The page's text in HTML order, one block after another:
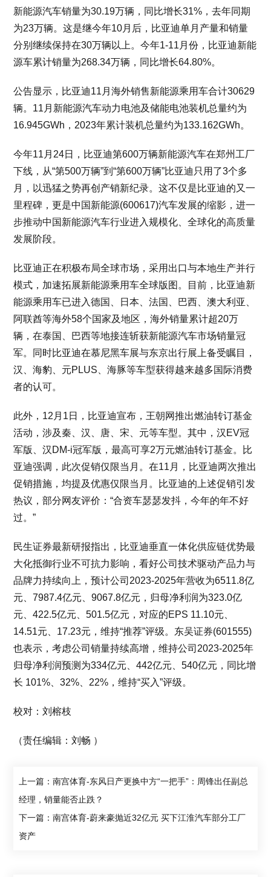
新能源汽车销量为30.19万辆，同比增长31%，去年同期
为23万辆。这是继今年10月后，比亚迪单月产量和销量
分别继续保持在30万辆以上。今年1-11月份，比亚迪新能
源车累计销量为268.34万辆，同比增长64.80%。
公告显示，比亚迪11月海外销售新能源乘用车合计30629
辆。11月新能源汽车动力电池及储能电池装机总量约为
16.945GWh，2023年累计装机总量约为133.162GWh。
今年11月24日，比亚迪第600万辆新能源汽车在郑州工厂
下线，从“第500万辆”到“第600万辆”比亚迪只用了3个多
月，以迅猛之势再创产销新纪录。这不仅是比亚迪的又一
里程碑，更是中国新能源(600617)汽车发展的缩影，进一
步推动中国新能源汽车行业进入规模化、全球化的高质量
发展阶段。
比亚迪正在积极布局全球市场，采用出口与本地生产并行
模式，加速拓展新能源乘用车全球版图。目前，比亚迪新
能源乘用车已进入德国、日本、法国、巴西、澳大利亚、
阿联酋等海外58个国家及地区，海外销量累计超20万
辆，在泰国、巴西等地接连斩获新能源汽车市场销量冠
军。同时比亚迪在慕尼黑车展与东京出行展上备受瞩目，
汉、海豹、元PLUS、海豚等车型获得越来越多国际消费
者的认可。
此外，12月1日，比亚迪宣布，王朝网推出燃油转订基金
活动，涉及秦、汉、唐、宋、元等车型。其中，汉EV冠
军版、汉DM-i冠军版，最高可享2万元燃油转订基金。比
亚迪强调，此次促销仅限当月。在11月，比亚迪两次推出
促销措施，均提及优惠仅限当月。比亚迪的上述促销引发
热议，部分网友评价：“合资车瑟瑟发抖，今年的年不好
过。”
民生证券最新研报指出，比亚迪垂直一体化供应链优势最
大化抵御行业不可抗力影响，看好公司技术驱动产品力与
品牌力持续向上，预计公司2023-2025年营收为6511.8亿
元、7987.4亿元、9067.8亿元，归母净利润为323.0亿
元、422.5亿元、501.5亿元，对应的EPS 11.10元、
14.51元、17.23元，维持“推荐”评级。东吴证券(601555)
也表示，考虑公司销量持续高增，维持公司2023-2025年
归母净利润预测为334亿元、442亿元、540亿元，同比增
长 101%、32%、22%，维持“买入”评级。
校对：刘榕枝
（责任编辑：刘畅 ）
上一篇：南宫体育-东风日产更换中方“一把手”：周锋出任副总
经理，销量能否止跌？
下一篇：南宫体育-蔚来豪抛近32亿元 买下江淮汽车部分工厂
资产